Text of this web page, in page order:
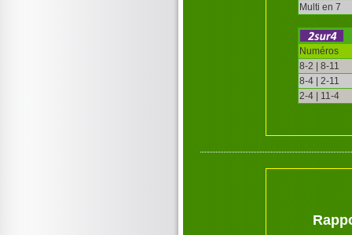
Multi en 7
Numéros
8-2 | 8-11
8-4 | 2-11
2-4 | 11-4